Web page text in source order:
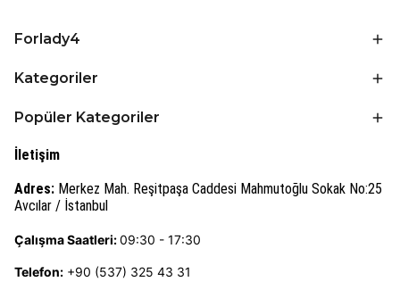
Forlady4
Kategoriler
Popüler Kategoriler
İletişim
Adres: Merkez Mah. Reşitpaşa Caddesi Mahmutoğlu Sokak No:25
Avcılar / İstanbul
Çalışma Saatleri:09:30 - 17:30
Telefon: +90 (537) 325 43 31